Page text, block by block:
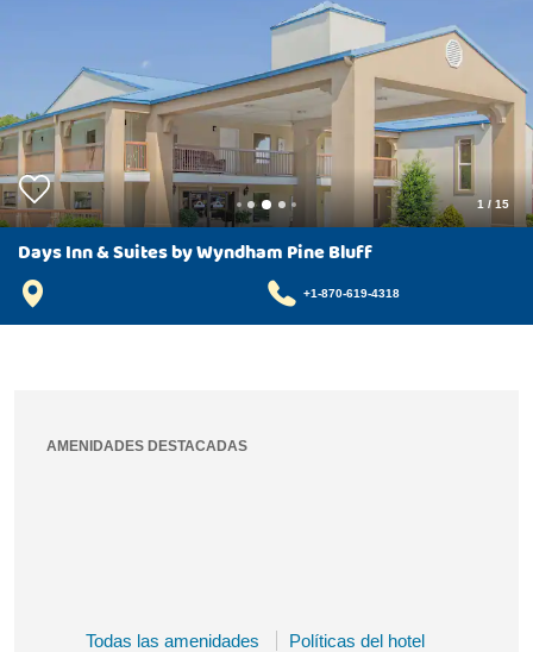
1 / 15
Days Inn & Suites by Wyndham Pine Bluff
+1-870-619-4318
AMENIDADES DESTACADAS
Todas las amenidades Políticas del hotel